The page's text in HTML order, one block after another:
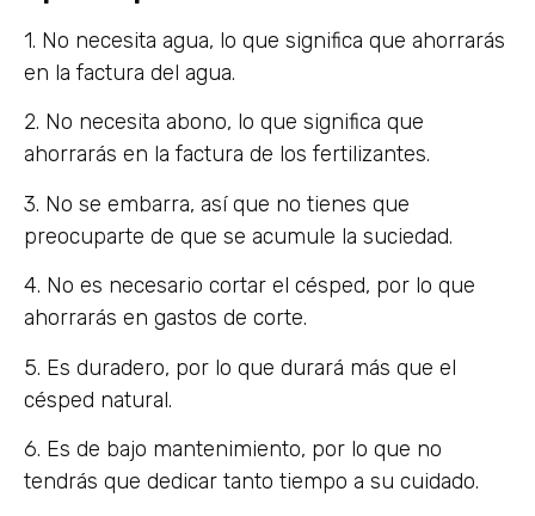
1. No necesita agua, lo que significa que ahorrarás
en la factura del agua.
2. No necesita abono, lo que significa que
ahorrarás en la factura de los fertilizantes.
3. No se embarra, así que no tienes que
preocuparte de que se acumule la suciedad.
4. No es necesario cortar el césped, por lo que
ahorrarás en gastos de corte.
5. Es duradero, por lo que durará más que el
césped natural.
6. Es de bajo mantenimiento, por lo que no
tendrás que dedicar tanto tiempo a su cuidado.